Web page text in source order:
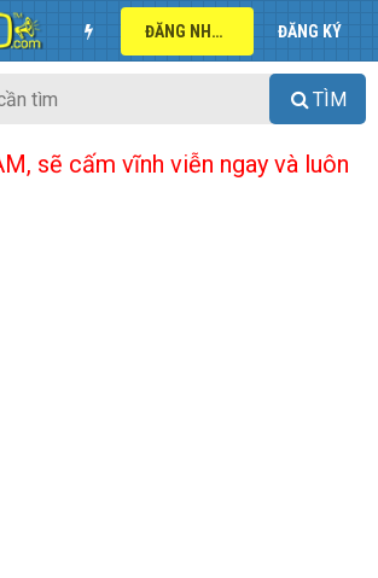
ĐĂNG NHẬP ĐĂNG KÝ
TÌM
sẽ cấm vĩnh viễn ngay và luôn